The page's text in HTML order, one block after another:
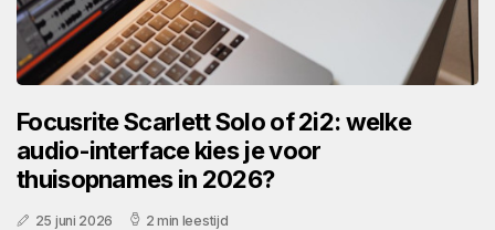
Focusrite Scarlett Solo of 2i2: welke
audio-interface kies je voor
thuisopnames in 2026?
25 juni 2026 2 min leestijd